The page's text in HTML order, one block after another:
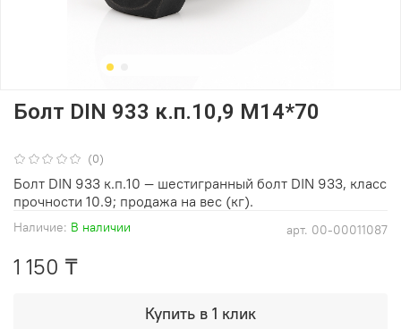
(0)
арт. 00-00011087
Наличие: В наличии
Болт DIN 933 к.п.10,9 М14*70
1 150 ₸
Купить в 1 клик
Болт DIN 933 к.п.10 — шестигранный болт DIN 933, класс
прочности 10.9; продажа на вес (кг).